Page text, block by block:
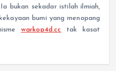
bukan sekadar istilah ilmiah,
bumi yang menopang
warkop4d.cc tak kasat